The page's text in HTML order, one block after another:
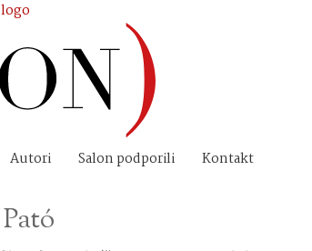
Autori Salon podporili Kontakt